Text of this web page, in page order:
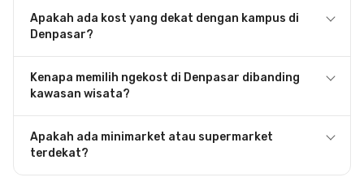
Apakah ada kost yang dekat dengan kampus di
Denpasar?
Kenapa memilih ngekost di Denpasar dibanding
kawasan wisata?
Apakah ada minimarket atau supermarket
terdekat?